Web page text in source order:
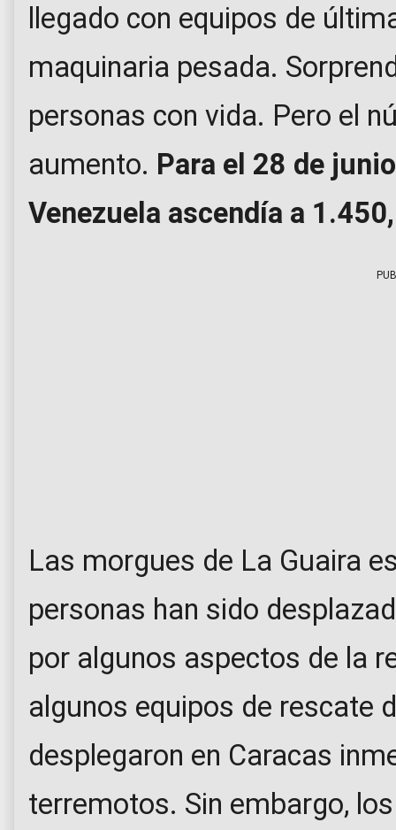
llegado con equipos de
maquinaria pesada.
personas con vida. Pero el
aumento. Para el 28 de
Venezuela ascendía a
Las morgues de La Guaira
personas han sido
por algunos aspectos de la
algunos equipos de rescate
desplegaron en Caracas
terremotos. Sin embargo,